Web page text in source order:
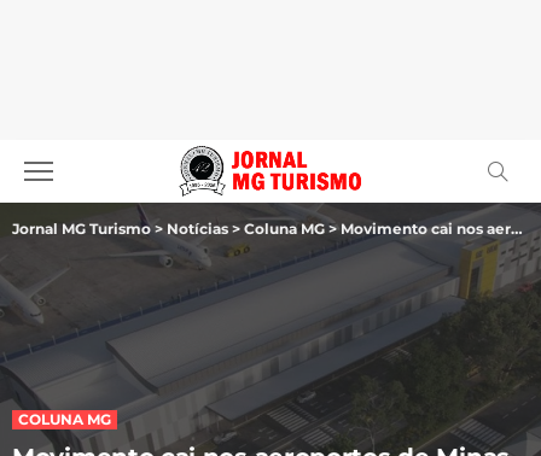
Jornal MG Turismo> Notícias > Coluna MG >Movimento cai nos aeroportos de Minas
COLUNA MG